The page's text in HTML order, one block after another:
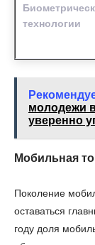
технологии
молодежи
уверенно
Мобильная
Поколение
оставаться
году доля